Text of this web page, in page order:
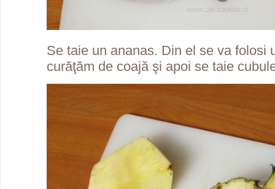
Se taie un ananas. Din el se va folosi
curăţăm de coajă şi apoi se taie